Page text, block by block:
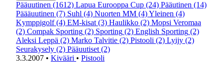
Pääuutinen (1612) Lapua Eurooppa Cup (24) Pääutinen (14)
Päääuutinen (7) Suhl (4) Nuorten MM (4)Yleinen (4)
Kymppigolf (4) EM-kisat (3) Haulikko (2) Mopsi Veromaa
(2) Compak Sporting (2) Sporting (2) English Sporting (2)
Aleksi Leppä (2) Marko Talvitie (2) Pistooli (2) Lyijy (2)
Seurakysely (2) Pääuutiset (2)
3.3.2007 • Kivääri • Pistooli